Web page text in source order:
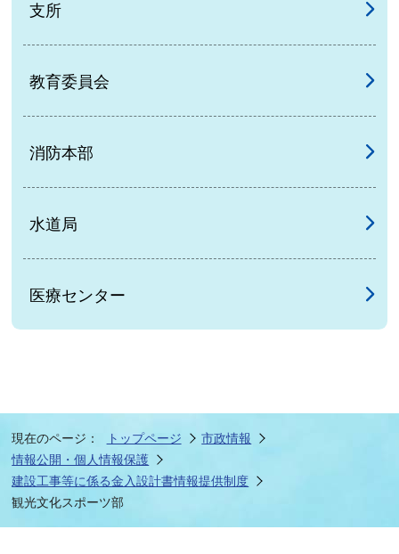
支所
教育委員会
消防本部
水道局
医療センター
現在のページ： トップページ
市政情報
情報公開・個人情報保護
建設工事等に係る金入設計書情報提供制度
観光文化スポーツ部